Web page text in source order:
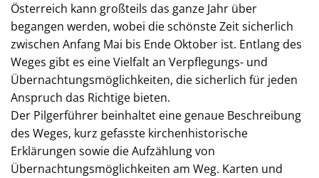
Österreich kann großteils das ganze Jahr über
begangen werden, wobei die schönste Zeit sicherlich
zwischen Anfang Mai bis Ende Oktober ist. Entlang des
Weges gibt es eine Vielfalt an Verpflegungs- und
Übernachtungsmöglichkeiten, die sicherlich für jeden
Anspruch das Richtige bieten.
Der Pilgerführer beinhaltet eine genaue Beschreibung
des Weges, kurz gefasste kirchenhistorische
Erklärungen sowie die Aufzählung von
Übernachtungsmöglichkeiten am Weg. Karten und